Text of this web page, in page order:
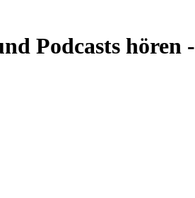
Podcasts hören -